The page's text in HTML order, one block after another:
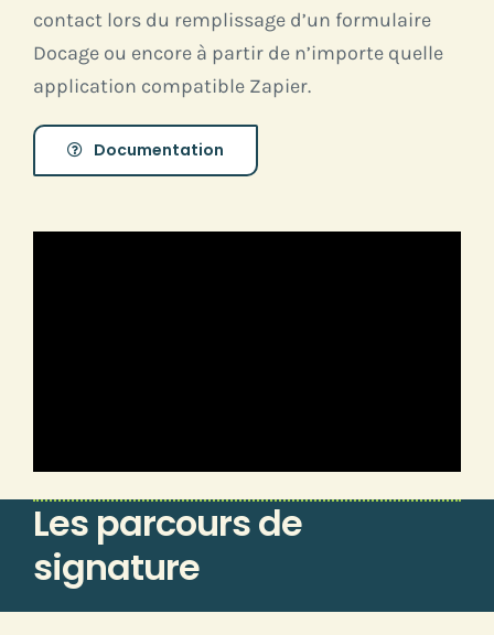
contact lors du remplissage d’un formulaire
Docage ou encore à partir de n’importe quelle
application compatible Zapier.
Documentation
Les parcours de
signature